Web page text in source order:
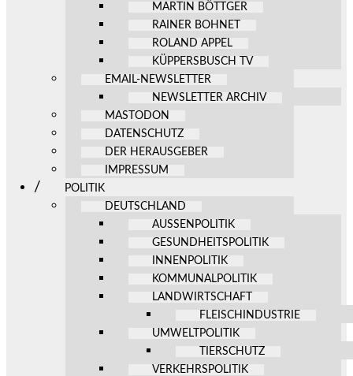
MARTIN BÖTTGER
RAINER BOHNET
ROLAND APPEL
KÜPPERSBUSCH TV
EMAIL-NEWSLETTER
NEWSLETTER ARCHIV
MASTODON
DATENSCHUTZ
DER HERAUSGEBER
IMPRESSUM
POLITIK
DEUTSCHLAND
AUSSENPOLITIK
GESUNDHEITSPOLITIK
INNENPOLITIK
KOMMUNALPOLITIK
LANDWIRTSCHAFT
FLEISCHINDUSTRIE
UMWELTPOLITIK
TIERSCHUTZ
VERKEHRSPOLITIK